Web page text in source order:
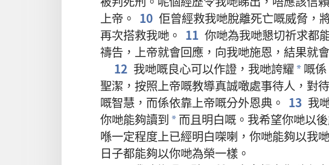
上帝 。 10 佢曾經救我哋脫離死亡嘅威脅 ，
再次搭救我哋 。 11 你哋為我哋懇切祈求都
禱告 ， 上帝就會回應 ， 向我哋施恩 ， 結果就會
12 我哋嘅良心可以作證 ， 我哋誇耀* 嘅係
聖潔 ， 按照上帝嘅教導真誠噉處事待人 ， 對待
嘅智慧 ， 而係依靠上帝嘅分外恩典 。 13 我
你哋能夠讀到 * 而且明白嘅 。 我希望你哋以後
喺一定程度上已經明白㗎喇 ， 你哋能夠以我哋
日子都能夠以你哋為榮一樣 。